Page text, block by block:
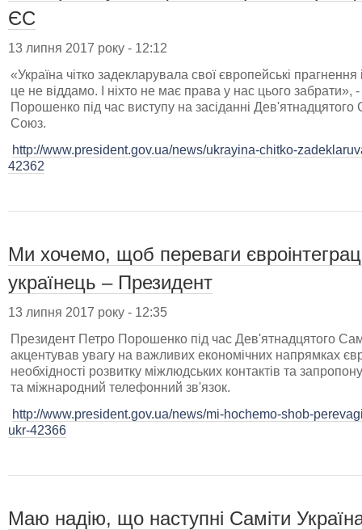
ЄС
13 липня 2017 року - 12:12
«Україна чітко задекларувала свої європейські
це не віддамо. І ніхто не має права у нас цього
Порошенко під час виступу на засіданні
Союз.
http://www.president.gov.ua/news/ukrayina-chitko-
42362
Ми хочемо, щоб переваги
українець – Президент
13 липня 2017 року - 12:35
Президент Петро Порошенко під час Дев'ятнадцятого
акцентував увагу на важливих економічних напрямках
необхідності розвитку міжлюдських контактів та
та міжнародний телефонний зв'язок.
http://www.president.gov.ua/news/mi-hochemo-shob-
ukr-42366
Маю надію, що наступні Саміти